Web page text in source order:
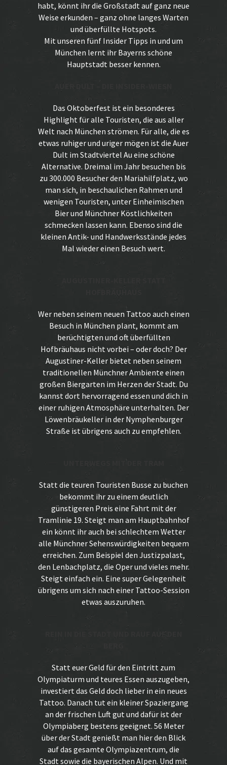
habt, könnt ihr die Großstadt auf ganz neue
Weise erkunden – ganz ohne langes Warten
und überfüllte Hotspots.
Mit unseren fünf Insider Tipps in und um
München lernt ihr Bayerns schöne
Hauptstadt besser kennen.
Das Oktoberfest ist ein besonderes
Highlight für alle Touristen, die aus aller
Welt nach München strömen. Für alle, die es
etwas ruhiger und uriger mögen ist die Auer
Dultim Stadtviertel Au eine schöne
Alternative. Dreimal im Jahr besuchen bis
zu 300.000 Besucher den Mariahilfplatz, wo
man sich, in beschaulichen Rahmen und
wenigen Touristen, unter Einheimischen
Bier und Münchner Köstlichkeiten
schmecken lassen kann. Ebenso sind die
kleinen Antik- und Handwerksstände jedes
Mal wieder einen Besuch wert.
Wer neben seinem neuen Tattoo auch einen
Besuch in München plant, kommt am
berüchtigten und oft überfüllten
Hofbräuhaus nicht vorbei – oder doch? Der
Augustiner-Keller bietet neben seinem
traditionellen Münchner Ambiente einen
großen Biergarten im Herzen der Stadt. Du
kannst dort hervorragend essen und dich in
einer ruhigen Atmosphäre unterhalten. Der
Löwenbräukeller in der Nymphenburger
Straße ist übrigens auch zu empfehlen.
UNTERWEGS MIT DER TRAM
Statt die teuren Touristen Busse zu buchen
bekommt ihr zu einem deutlich
günstigeren Preis eine Fahrt mit der
Tramlinie 19. Steigt man am Hauptbahnhof
ein könnt ihr auch bei schlechtem Wetter
alle Münchner Sehenswürdigkeiten bequem
erreichen. Zum Beispiel den Justizpalast,
den Lenbachplatz, die Oper und vieles mehr.
Steigt einfach ein. Eine super Gelegenheit
übrigens um sich nach einer Tattoo-Session
etwas auszuruhen.
Statt euer Geld für den Eintritt zum
Olympiaturm und teures Essen auszugeben,
investiert das Geld doch lieber in ein neues
Tattoo. Danach tut ein kleiner Spaziergang
an der frischen Luft gut und dafür ist der
Olympiaberg bestens geeignet. 56 Meter
über der Stadt genießt man hier den Blick
auf das gesamte Olympiazentrum, die
Stadt sowie die bayerischen Alpen. Und mit